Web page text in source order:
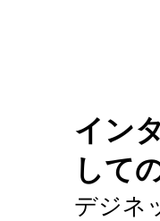
イン
して
デジネ